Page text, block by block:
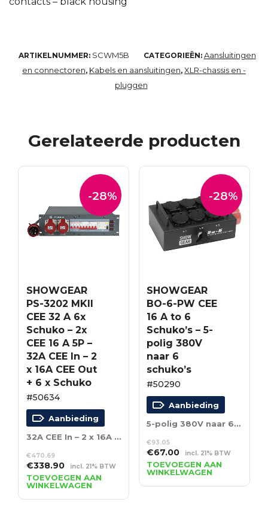
ARTIKELNUMMER: SCWM5B CATEGORIEËN: Aansluitingen
en connectoren, Kabels en aansluitingen, XLR-chassis en -
pluggen
Gerelateerde producten
-28%
SHOWGEAR
PS-3202 MKII
CEE 32 A 6x
Schuko – 2x
CEE 16 A 5P –
32A CEE In – 2
x 16A CEE Out
+ 6 x Schuko
#50634
Aanbieding
32A CEE In – 2 x 16A CEE Out + 6 x Schuko
€470.69
Oorspronkelijke
prijs
was:
€470.69.
€338.90Huidige
prijs
is:
€338.90.
incl. 21% BTW
TOEVOEGEN AAN
WINKELWAGEN
-28%
SHOWGEAR
BO-6-PW CEE
16 A to 6
Schuko’s – 5-
polig 380V
naar 6
schuko’s
#50290
Aanbieding
5-polig 380V naar 6 schuko’s
€93.05
Oorspronkelijke
prijs
was:
€93.05.
€67.00Huidige
prijs
is:
€67.00.
incl. 21% BTW
TOEVOEGEN AAN
WINKELWAGEN